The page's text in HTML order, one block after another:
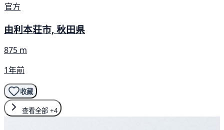
官方
由利本荘市, 秋田県
875 m
1年前
收藏
查看全部 +4